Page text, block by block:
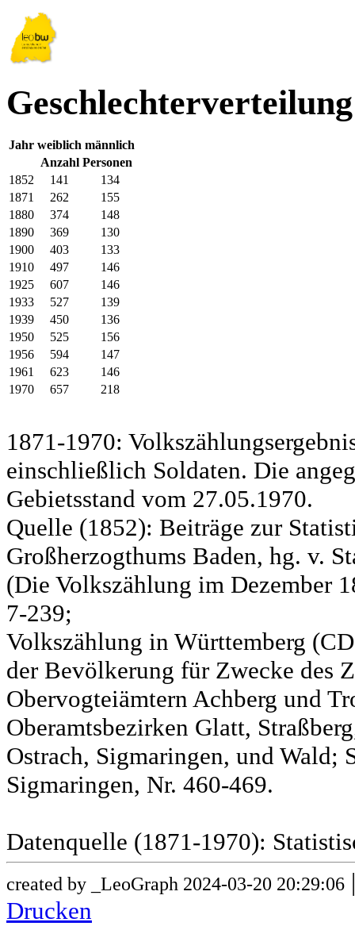
Jahr weiblich männlich
Anzahl Personen
1852
141
134
1871
262
155
1880
374
148
1890
369
130
1900
403
133
1910
497
146
1925
607
146
1933
527
139
1939
450
136
1950
525
156
1956
594
147
1961
623
146
1970
657 218
1871-1970:
einschließlich Soldaten. Die
Gebietsstand vom 27.05.1970.
Quelle (1852): Beiträge zur
Großherzogthums Baden, hg. v.
(Die Volkszählung im Dezember
7-239;
Volkszählung in Württemberg
der Bevölkerung für Zwecke des
Obervogteiämtern Achberg und
Oberamtsbezirken Glatt,
Ostrach, Sigmaringen, und Wald;
Sigmaringen, Nr. 460-469.
Datenquelle (1871-1970):
created by _LeoGraph 2024-03-20 20:29:06
Drucken